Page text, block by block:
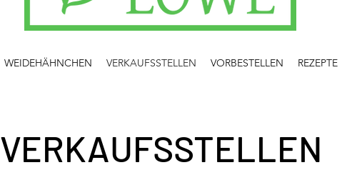
WEIDEHÄHNCHEN VERKAUFSSTELLEN VORBESTELLEN REZEPTE
VERKAUFSSTELLEN